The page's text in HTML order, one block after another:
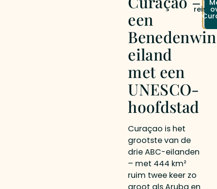
een
eiland
met een
UNESCO-
hoofdstad
Curaçao is het
grootste van de
drie ABC-eilanden
– met 444 km²
ruim twee keer zo